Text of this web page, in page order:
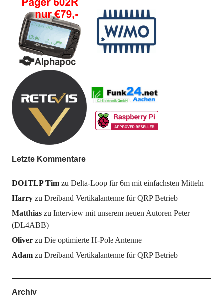
Letzte Kommentare
DO1TLP Timzu Delta-Loop für 6m mit einfachsten Mitteln
Harryzu Dreiband Vertikalantenne für QRP Betrieb
Matthiaszu Interview mit unserem neuen Autoren Peter
(DL4ABB)
Oliverzu Die optimierte H-Pole Antenne
Adamzu Dreiband Vertikalantenne für QRP Betrieb
Archiv